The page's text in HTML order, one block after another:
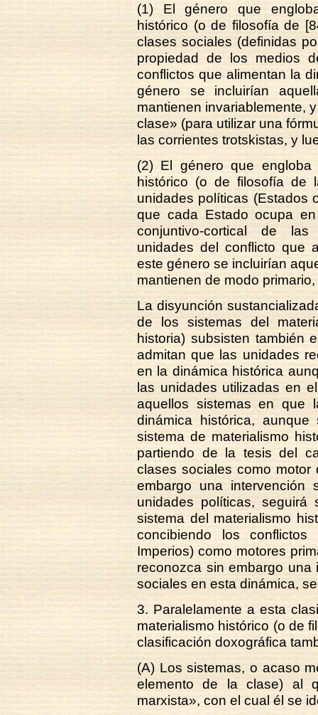
(1) El género que
histórico (o de filosofía de
clases sociales (definidas
propiedad de los medios
conflictos que alimentan la
género se incluirían
mantienen invariablemente,
clase» (para utilizar una
las corrientes trotskistas, y
(2) El género que engloba
histórico (o de filosofía de
unidades políticas (Estados
que cada Estado ocupa
conjuntivo-cortical de las
unidades del conflicto que
este género se incluirían
mantienen de modo
La disyunción
de los sistemas del
historia) subsisten también
admitan que las unidades
en la dinámica histórica
las unidades utilizadas en
aquellos sistemas en que
dinámica histórica,
sistema de materialismo
partiendo de la tesis del
clases sociales como motor
embargo una intervención
unidades políticas,
sistema del materialismo
concibiendo los
Imperios) como motores
reconozca sin embargo
sociales en esta dinámica,
3. Paralelamente a esta
materialismo histórico (o de
clasificación doxográfica
(A) Los sistemas, o acaso
elemento de la clase) al
marxista», con el cual él se